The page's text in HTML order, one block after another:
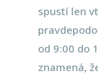
spustí len
od 9:00 do
znamená,